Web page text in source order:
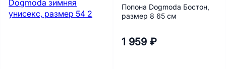
Попона Dogmoda Бостон,
размер 8 65 см
1 959 ₽